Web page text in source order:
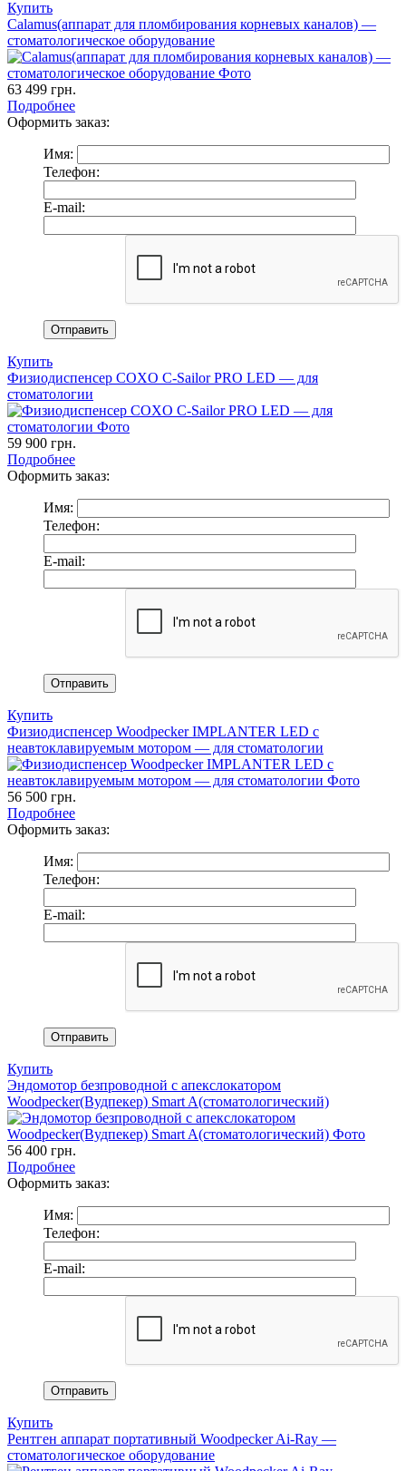
Купить
Calamus(аппарат для пломбирования корневых каналов) —
стоматологическое оборудование
63 499 грн.
Подробнее
Оформить заказ:
Имя:
Телефон:
E-mail:
Купить
Физиодиспенсер COXO C-Sailor PRO LED — для
стоматологии
59 900 грн.
Подробнее
Оформить заказ:
Имя:
Телефон:
E-mail:
Купить
Физиодиспенсер Woodpecker IMPLANTER LED с
неавтоклавируемым мотором — для стоматологии
56 500 грн.
Подробнее
Оформить заказ:
Имя:
Телефон:
E-mail:
Купить
Эндомотор безпроводной с апекслокатором
Woodpecker(Вудпекер) Smart A(стоматологический)
56 400 грн.
Подробнее
Оформить заказ:
Имя:
Телефон:
E-mail:
Купить
Рентген аппарат портативный Woodpecker Ai-Ray —
стоматологическое оборудование